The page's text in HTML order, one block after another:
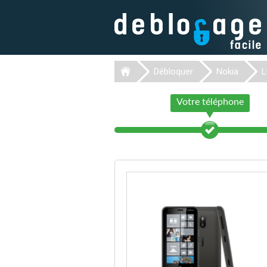
Débloquer Nokia
Votre téléphone